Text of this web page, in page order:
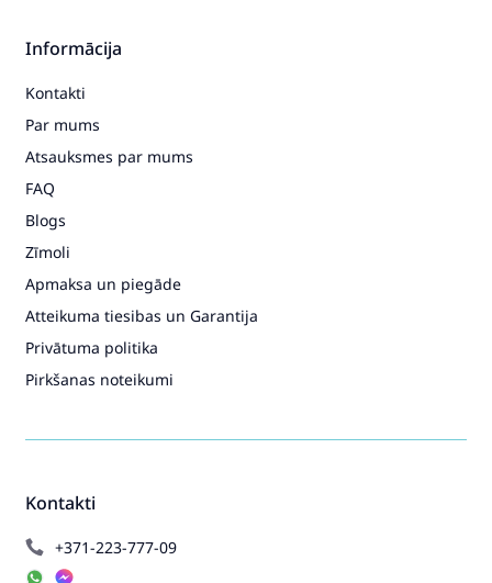
Kontakti
+371-223-777-09
Informācija
Kontakti
Par mums
Atsauksmes par mums
FAQ
Blogs
Zīmoli
Apmaksa un piegāde
Atteikuma tiesibas un Garantija
Privātuma politika
Pirkšanas noteikumi